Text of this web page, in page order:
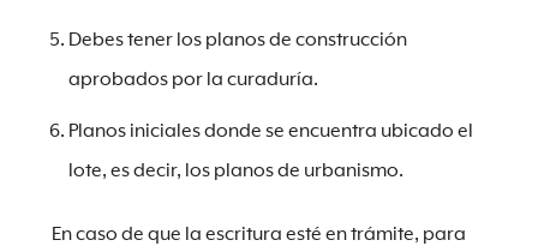
Debes tener los planos de construcción
aprobados por la curaduría.
Planos iniciales donde se encuentra ubicado el
lote, es decir, los planos de urbanismo.
En caso de que la escritura esté en trámite, para